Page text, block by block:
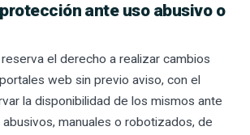
ante uso abusivo o
el derecho a realizar cambios
web sin previo aviso, con el
la disponibilidad de los mismos ante
manuales o robotizados, de